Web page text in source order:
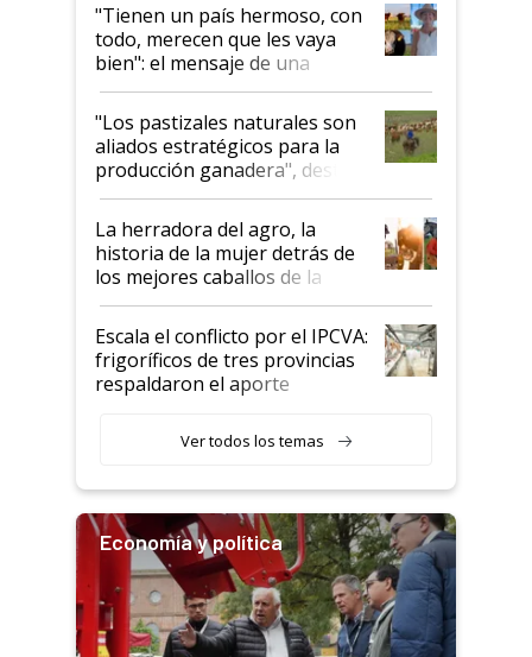
"Tienen un país hermoso, con
todo, merecen que les vaya
bien": el mensaje de una
ganadera uruguaya sobre las
oportunidades que se abren
para el agro en Argentina, con
foco en la carne
"Los pastizales naturales son
aliados estratégicos para la
producción ganadera", destaca
la iniciativa que ya reúne a 46
establecimientos en Argentina
La herradora del agro, la
historia de la mujer detrás de
los mejores caballos de la
Argentina y los mitos que
todavía hacen sufrir a estos
animales: "Mientras me
descalificaban, yo seguí
haciendo currículum"
Escala el conflicto por el IPCVA:
frigoríficos de tres provincias
respaldaron el aporte
Ver todos los temas
Economía y política